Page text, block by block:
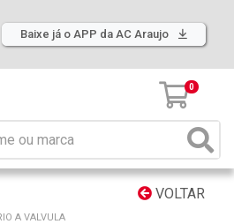
Baixe já o APP da AC Araujo
0
VOLTAR
A VALVULA